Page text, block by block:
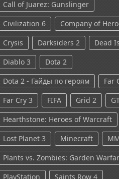
Call of Juarez: Gunslinger
Civilization 6
Company of
Crysis
Darksiders 2
Dead
Diablo 3
Dota 2
Dota 2 - Гайды по героям
Far
Far Cry 3
FIFA Grid 2
Hearthstone: Heroes of Warcraft
Lost Planet 3
Minecraft
Plants vs. Zombies: Garden
PlayStation
Saints Row 4